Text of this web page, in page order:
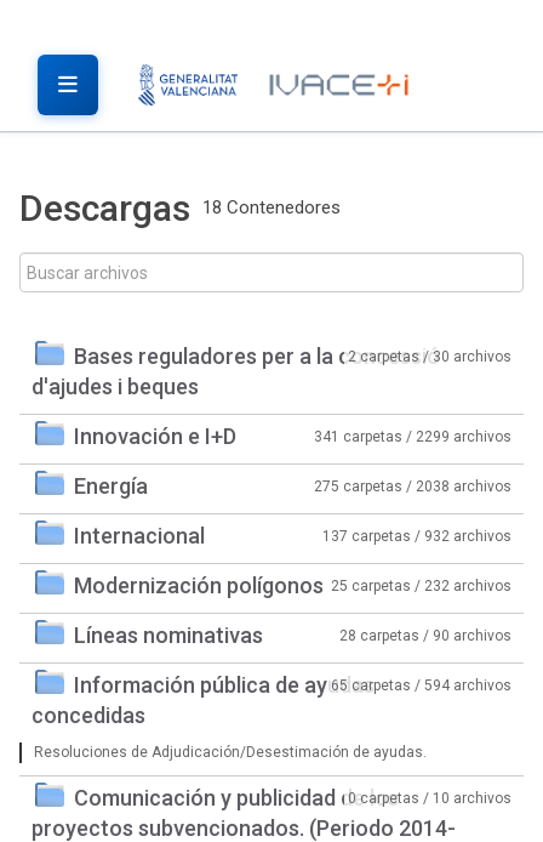
Descargas 18 Contenedores
Bases reguladores per a la concessió
d'ajudes i beques
2 carpetas / 30 archivos
Innovación e I+D 341 carpetas / 2299 archivos
Energía 275 carpetas / 2038 archivos
Internacional 137 carpetas / 932 archivos
Modernización polígonos 25 carpetas / 232 archivos
Líneas nominativas 28 carpetas / 90 archivos
Información pública de ayudas
concedidas
65 carpetas / 594 archivos
Resoluciones de Adjudicación/Desestimación de ayudas.
Comunicación y publicidad de los
proyectos subvencionados. (Periodo 2014-
0 carpetas / 10 archivos